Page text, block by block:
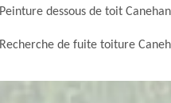
Peinture dessous de toit
Recherche de fuite toiture